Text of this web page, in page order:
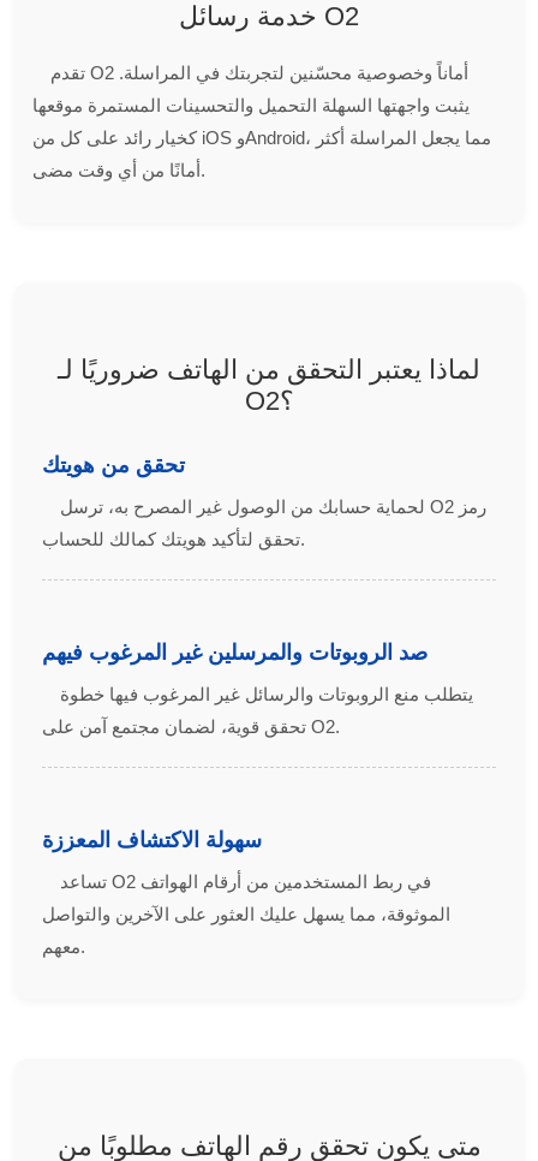
خدمة رسائل O2
تقدم O2 أماناً وخصوصية محسّنين لتجربتك في المراسلة.
يثبت واجهتها السهلة التحميل والتحسينات المستمرة موقعها
كخيار رائد على كل من iOS وAndroid، مما يجعل المراسلة أكثر
أمانًا من أي وقت مضى.
لماذا يعتبر التحقق من الهاتف ضروريًا لـ
O2؟
تحقق من هويتك
لحماية حسابك من الوصول غير المصرح به، ترسل O2 رمز
تحقق لتأكيد هويتك كمالك للحساب.
صد الروبوتات والمرسلين غير المرغوب فيهم
يتطلب منع الروبوتات والرسائل غير المرغوب فيها خطوة
تحقق قوية، لضمان مجتمع آمن على O2.
سهولة الاكتشاف المعززة
تساعد O2 في ربط المستخدمين من أرقام الهواتف
الموثوقة، مما يسهل عليك العثور على الآخرين والتواصل
معهم.
متى يكون تحقق رقم الهاتف مطلوبًا من